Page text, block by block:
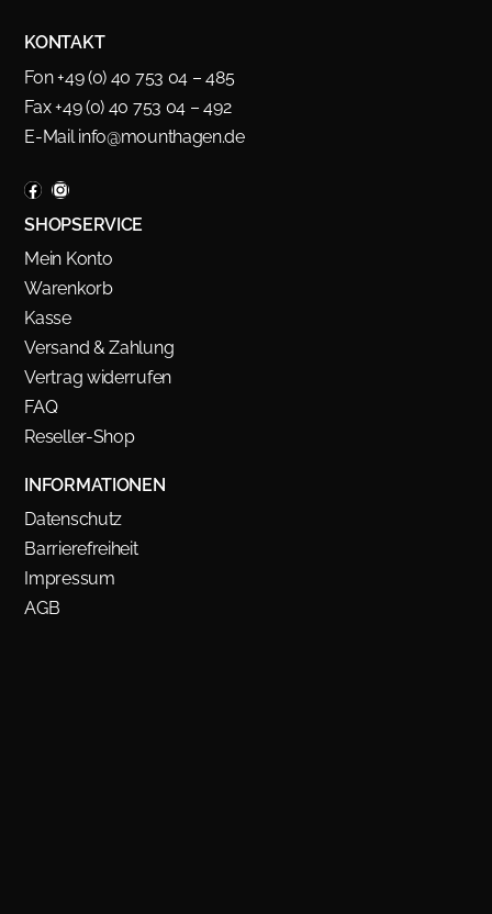
KONTAKT
Fon +49 (0) 40 753 04 – 485
Fax +49 (0) 40 753 04 – 492
E-Mail info@mounthagen.de
SHOPSERVICE
Mein Konto
Warenkorb
Kasse
Versand & Zahlung
Vertrag widerrufen
FAQ
Reseller-Shop
INFORMATIONEN
Datenschutz
Barrierefreiheit
Impressum
AGB